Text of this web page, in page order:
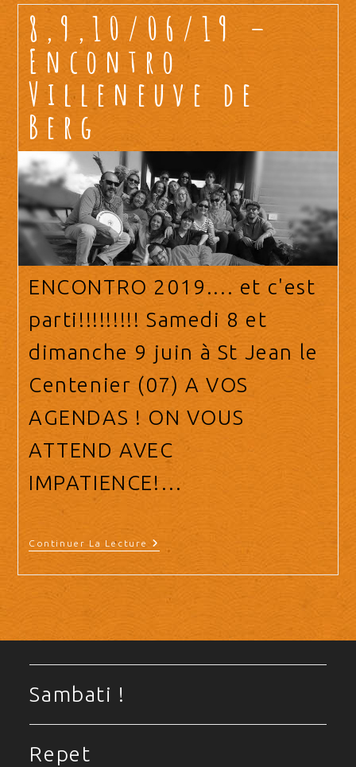
8,9,10/06/19 –
Encontro
Villeneuve de
Berg
ENCONTRO 2019.... et c'est
parti!!!!!!!!! Samedi 8 et
dimanche 9 juin à St Jean le
Centenier (07) A VOS
AGENDAS ! ON VOUS
ATTEND AVEC
IMPATIENCE!…
Continuer La Lecture
8,9,10/06/19
Encontro
Sambati !
Repet